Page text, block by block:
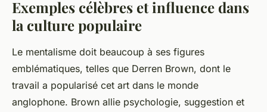
Exemples célèbres et influence dans
la culture populaire
Le mentalisme doit beaucoup à ses figures
emblématiques, telles que Derren Brown, dont le
travail a popularisé cet art dans le monde
anglophone. Brown allie psychologie, suggestion et